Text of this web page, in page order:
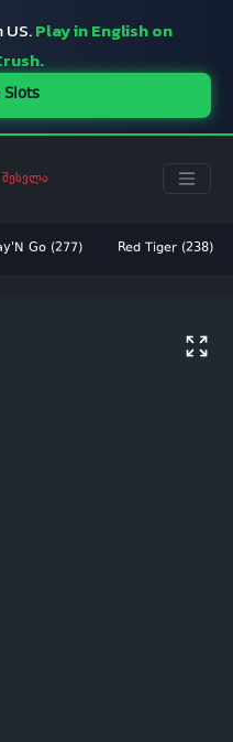
Play in English on
Slots
შესვლა
Go (277) Red Tiger (238)